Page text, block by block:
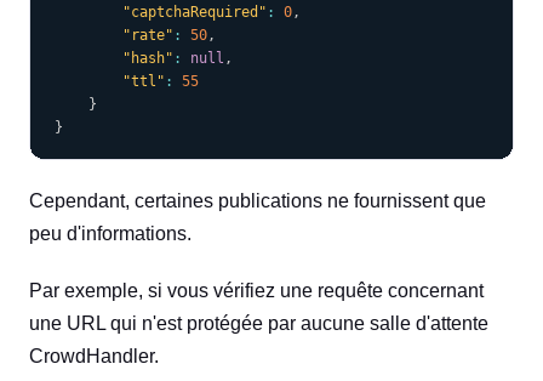
"captchaRequired" : 0,
"rate" : 50,
"hash" : null ,
"ttl" :
55
}
}
Cependant, certaines publications ne fournissent que
peu d'informations.
Par exemple, si vous vérifiez une requête concernant
une URL qui n'est protégée par aucune salle d'attente
CrowdHandler.